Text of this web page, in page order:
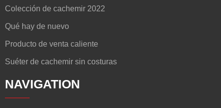
Colección de cachemir 2022
Qué hay de nuevo
Producto de venta caliente
Suéter de cachemir sin costuras
NAVIGATION